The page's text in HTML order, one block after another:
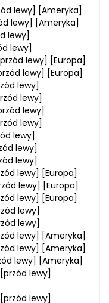
lewy] [Ameryka]
lewy] [Ameryka]
lewy]
lewy]
[przód lewy] [Europa]
lewy] [Europa]
lewy]
lewy]
lewy]
lewy]
lewy]
lewy]
lewy]
lewy] [Europa]
lewy] [Europa]
lewy] [Europa]
lewy]
lewy]
lewy] [Ameryka]
lewy] [Ameryka]
lewy] [Ameryka]
[przód lewy]
[przód lewy]